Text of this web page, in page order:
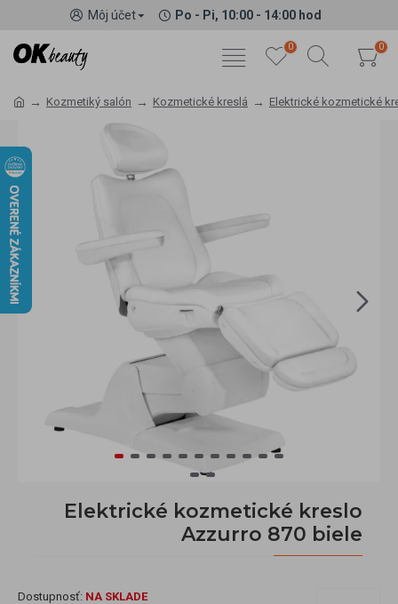
Môj účet Po - Pi, 10:00 - 14:00 hod
0 0
Kozmetiký salón Kozmetické kreslá Elektrické kozmetické
Elektrické kozmetické kreslo
Azzurro 870 biele
Dostupnosť: NA SKLADE